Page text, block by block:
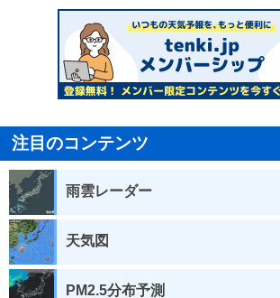
注目のコンテンツ
雨雲レーダー
天気図
PM2.5分布予測